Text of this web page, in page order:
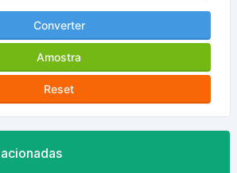
Converter
Amostra
Reset